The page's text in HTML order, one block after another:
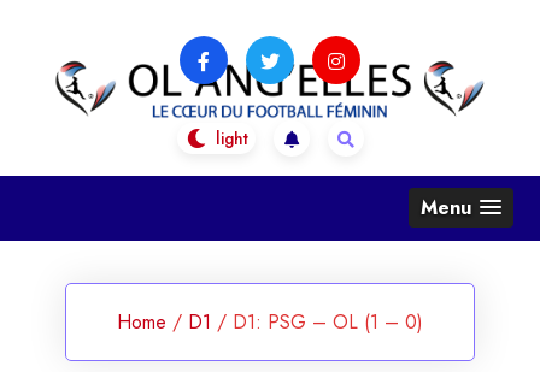
content
OL Ang'Elles
Le coeur du football féminin
Menu
Home / D1 / D1: PSG – OL (1 – 0)